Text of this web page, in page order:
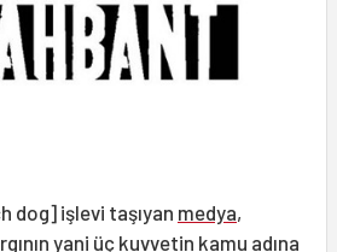
dog] işlevi taşıyan medya,
yani üç kuvvetin kamu adına